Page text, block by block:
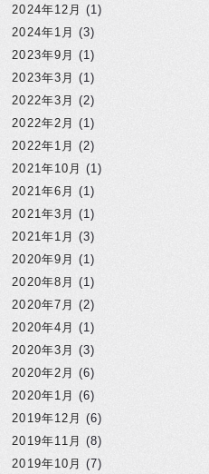
2024年12月 (1)
2024年1月 (3)
2023年9月 (1)
2023年3月 (1)
2022年3月 (2)
2022年2月 (1)
2022年1月 (2)
2021年10月 (1)
2021年6月 (1)
2021年3月 (1)
2021年1月 (3)
2020年9月 (1)
2020年8月 (1)
2020年7月 (2)
2020年4月 (1)
2020年3月 (3)
2020年2月 (6)
2020年1月 (6)
2019年12月 (6)
2019年11月 (8)
2019年10月 (7)